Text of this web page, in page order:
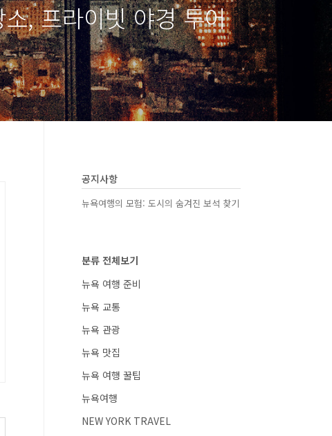
, 프라이빗 야경 투어
공지사항
뉴욕여행의 모험: 도시의 숨겨진 보석 찾기
분류 전체보기
뉴욕 여행 준비
뉴욕 교통
뉴욕 관광
뉴욕 맛집
뉴욕 여행 꿀팁
뉴욕여행
NEW YORK TRAVEL